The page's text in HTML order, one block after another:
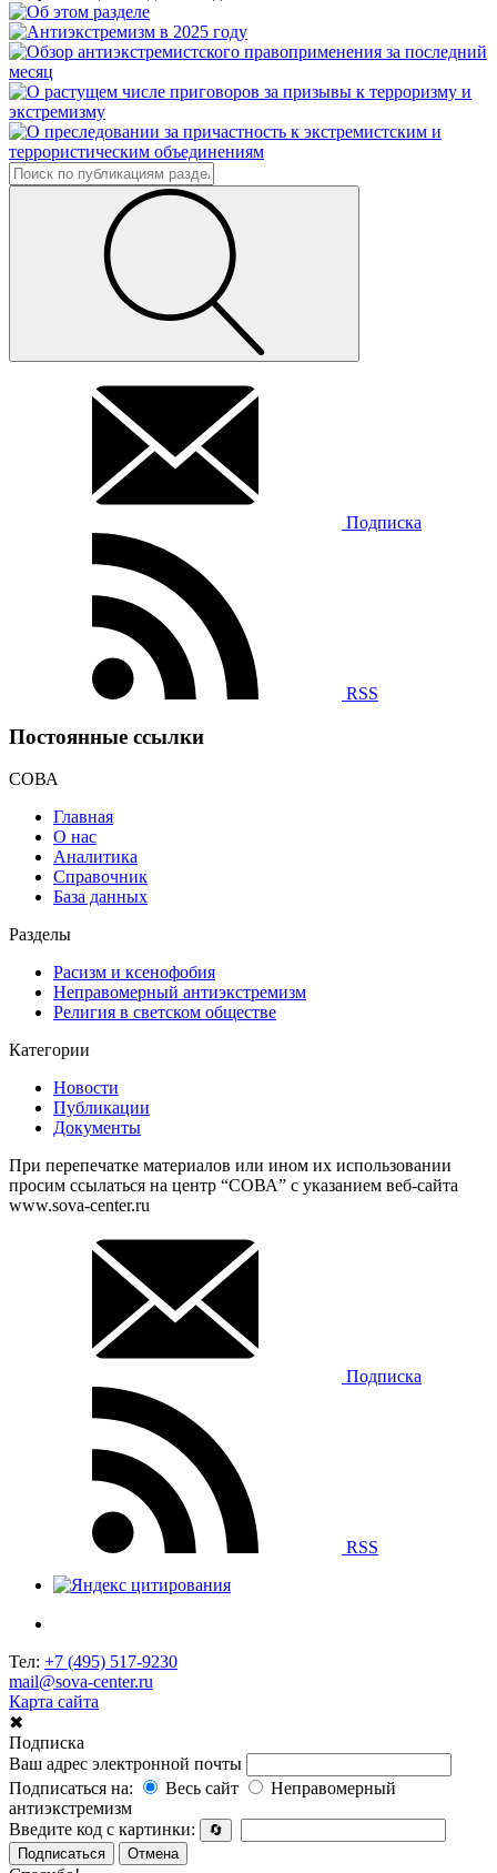
Подписка
RSS
Постоянные ссылки
СОВА
Главная
О нас
Аналитика
Справочник
База данных
Разделы
Расизм и ксенофобия
Неправомерный антиэкстремизм
Религия в светском обществе
Категории
Новости
Публикации
Документы
При перепечатке материалов или ином их использовании
просим ссылаться на центр “СОВА” с указанием веб-сайта
www.sova-center.ru
Подписка
RSS
Тел: +7 (495) 517-9230
mail@sova-center.ru
Карта сайта
✖
Подписка
Ваш адрес электронной почты
Подписаться на:
Весь сайт
Неправомерный
антиэкстремизм
Введите код с картинки:
🔄
Подписаться
Отмена